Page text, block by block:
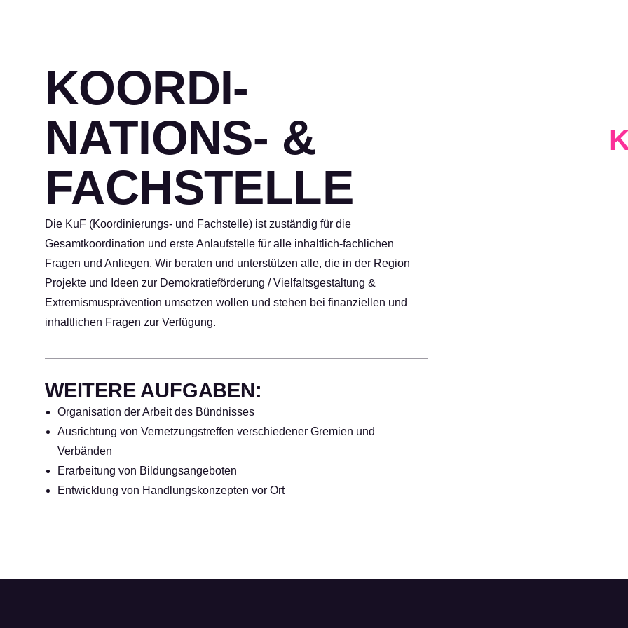
KOORDI­
NATIONS- &
FACHSTELLE
Die KuF (Koordinierungs- und Fachstelle) ist zuständig für die
Gesamtkoordination und erste Anlaufstelle für alle inhaltlich-fachlichen
Fragen und Anliegen. Wir beraten und unterstützen alle, die in der Region
Projekte und Ideen zur Demokratie­förderung / Vielfalts­gestaltung &
Extremismus­prävention umsetzen wollen und stehen bei finanziellen und
inhaltlichen Fragen zur Verfügung.
WEITERE AUFGABEN:
Organisation der Arbeit des Bündnisses
Ausrichtung von Vernetzungstreffen verschiedener Gremien und
Verbänden
Erarbeitung von Bildungsangeboten
Entwicklung von Handlungskonzepten vor Ort